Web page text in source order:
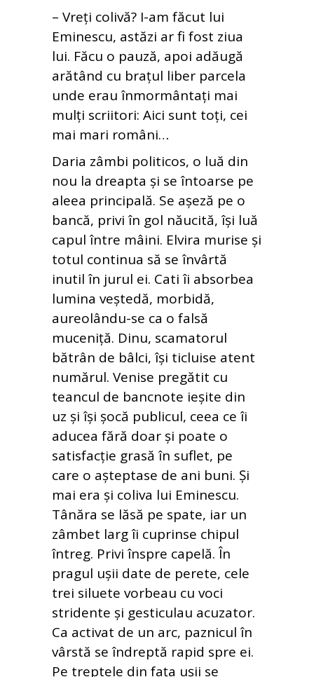
– Vreți colivă? I-am făcut lui
Eminescu, astăzi ar fi fost ziua
lui. Făcu o pauză, apoi adăugă
arătând cu brațul liber parcela
unde erau înmormântați mai
mulți scriitori: Aici sunt toți, cei
mai mari români…
Daria zâmbi politicos, o luă din
nou la dreapta și se întoarse pe
aleea principală. Se așeză pe o
bancă, privi în gol năucită, își luă
capul între mâini. Elvira murise și
totul continua să se învârtă
inutil în jurul ei. Cati îi absorbea
lumina veștedă, morbidă,
aureolându-se ca o falsă
muceniță. Dinu, scamatorul
bătrân de bâlci, își ticluise atent
numărul. Venise pregătit cu
teancul de bancnote ieșite din
uz și își șocă publicul, ceea ce îi
aducea fără doar și poate o
satisfacție grasă în suflet, pe
care o așteptase de ani buni. Și
mai era și coliva lui Eminescu.
Tânăra se lăsă pe spate, iar un
zâmbet larg îi cuprinse chipul
întreg. Privi înspre capelă. În
pragul ușii date de perete, cele
trei siluete vorbeau cu voci
stridente și gesticulau acuzator.
Ca activat de un arc, paznicul în
vârstă se îndreptă rapid spre ei.
Pe treptele din fața ușii se